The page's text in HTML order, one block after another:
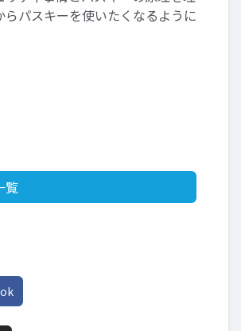
らパスキーを使いたくなるように
覧